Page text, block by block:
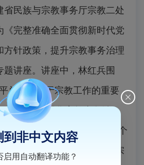
民族与宗教事务厅宗教二处
《完整准确全面贯彻新时代党
方针政策，提升宗教事务治理
讲座。讲座中，林红兵围
总书记关于宗教工作的重要
个专项’，强化宗教事务治
网络，落实宗教工作责任”三个
解读了如何做好新时代党的宗
到非中文内容
启用自动翻译功能？